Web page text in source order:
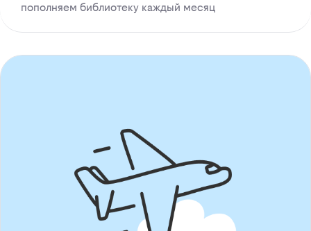
пополняем библиотеку каждый месяц